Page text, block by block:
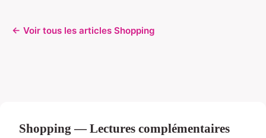
← Voir tous les articles Shopping
Shopping — Lectures complémentaires